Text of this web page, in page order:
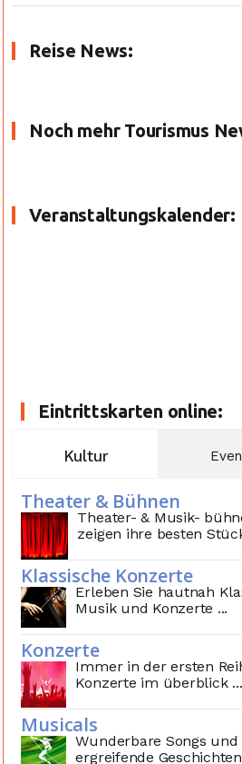
Reise News:
Noch mehr Tourismus
Veranstaltungskalender:
Eintrittskarten online:
Kultur
Theater & Bühnen
Theater- & Musik-
zeigen ihre besten
Klassische Konzerte
Erleben Sie hautnah
Musik und Konzerte ...
Konzerte
Immer in der ersten
Konzerte im überblick ...
Musicals
Wunderbare Songs und
ergreifende Geschichten